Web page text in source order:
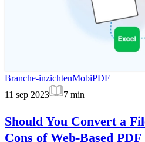
Branche-inzichtenMobiPDF
11 sep 2023
7 min
Should You Convert a
Cons of Web-Based